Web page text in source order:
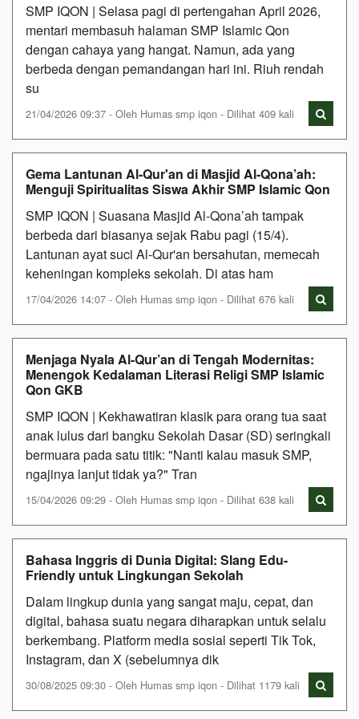
SMP IQON | Selasa pagi di pertengahan April 2026,
mentari membasuh halaman SMP Islamic Qon
dengan cahaya yang hangat. Namun, ada yang
berbeda dengan pemandangan hari ini. Riuh rendah
su
21/04/2026 09:37 - Oleh Humas smp iqon - Dilihat 409 kali
Gema Lantunan Al-Qur'an di Masjid Al-Qona’ah:
Menguji Spiritualitas Siswa Akhir SMP Islamic Qon
SMP IQON | Suasana Masjid Al-Qona’ah tampak
berbeda dari biasanya sejak Rabu pagi (15/4).
Lantunan ayat suci Al-Qur'an bersahutan, memecah
keheningan kompleks sekolah. Di atas ham
17/04/2026 14:07 - Oleh Humas smp iqon - Dilihat 676 kali
Menjaga Nyala Al-Qur’an di Tengah Modernitas:
Menengok Kedalaman Literasi Religi SMP Islamic
Qon GKB
SMP IQON | Kekhawatiran klasik para orang tua saat
anak lulus dari bangku Sekolah Dasar (SD) seringkali
bermuara pada satu titik: "Nanti kalau masuk SMP,
ngajinya lanjut tidak ya?" Tran
15/04/2026 09:29 - Oleh Humas smp iqon - Dilihat 638 kali
Bahasa Inggris di Dunia Digital: Slang Edu-
Friendly untuk Lingkungan Sekolah
Dalam lingkup dunia yang sangat maju, cepat, dan
digital, bahasa suatu negara diharapkan untuk selalu
berkembang. Platform media sosial seperti Tik Tok,
Instagram, dan X (sebelumnya dik
30/08/2025 09:30 - Oleh Humas smp iqon - Dilihat 1179 kali